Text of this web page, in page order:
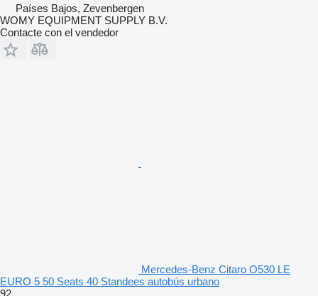
Países Bajos, Zevenbergen
WOMY EQUIPMENT SUPPLY B.V.
Contacte con el vendedor
Mercedes-Benz Citaro O530 LE
EURO 5 50 Seats 40 Standees autobús urbano
92